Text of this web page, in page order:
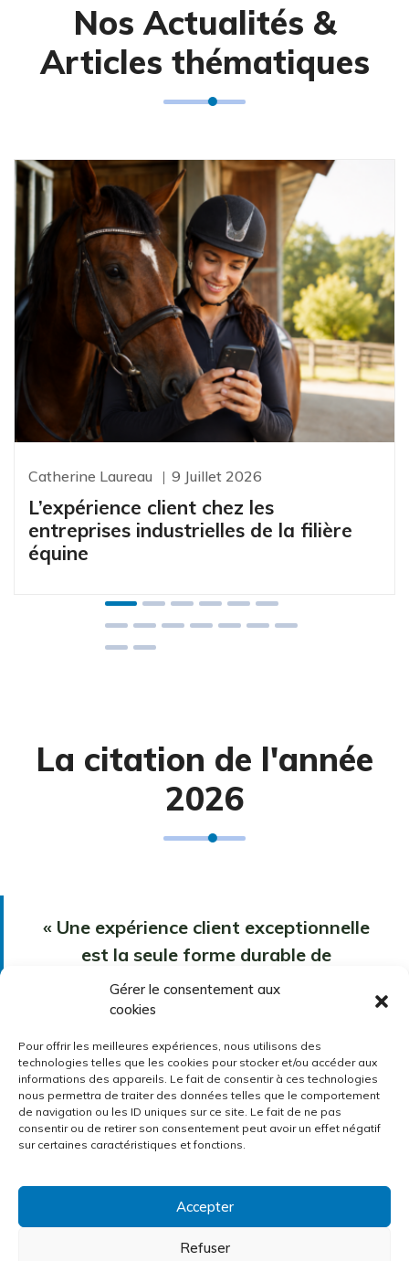
Gérer le consentement aux
cookies
Pour offrir les meilleures expériences, nous utilisons des
technologies telles que les cookies pour stocker et/ou accéder aux
informations des appareils. Le fait de consentir à ces technologies
nous permettra de traiter des données telles que le comportement
de navigation ou les ID uniques sur ce site. Le fait de ne pas
consentir ou de retirer son consentement peut avoir un effet négatif
sur certaines caractéristiques et fonctions.
Accepter
Refuser
Nos Actualités &
Articles thématiques
Catherine Laureau 9 Juillet 2026
L’expérience client chez les
entreprises industrielles de la filière
équine
La citation de l'année
2026
« Une expérience client exceptionnelle
est la seule forme durable de
différenciation concurrentielle. »
© 2006-2026 MARKETING ON DEMAND SARL – Tous
Mentions légales